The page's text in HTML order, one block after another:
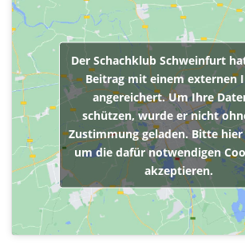
Der Schachklub Schweinfurt
Beitrag mit einem externen
angereichert. Um Ihre
schützen, wurde er nicht
Zustimmung geladen. Bitte
um die dafür notwendigen
akzeptieren.